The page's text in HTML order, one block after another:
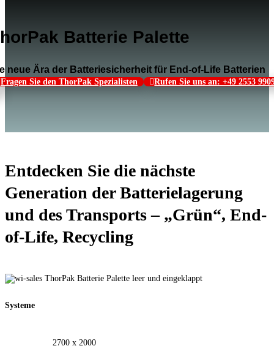
Batterie Palette
neue Ära der Batteriesicherheit für End-of-Life Batterien
Fragen Sie den ThorPak Spezialisten Rufen Sie uns an: +49 2553
Entdecken Sie die nächste
Generation der Batterielagerung
und des Transports – „Grün“, End-
of-Life, Recycling
Systeme
2700 x 2000